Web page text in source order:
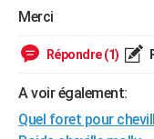
Forum
Aménagement intérieur
Extérieur
Cuisine
Salle de bains
Jardinage
Rangement
WEEK-END
Guides de France
Escapades
Patrimoine
Expositions
Musées
Week-end nature
LIFESTYLE
SANTE
Alimentation
Guide de la santé
Maladies
Médicaments
Sommeil
VOYAGE
Merci
Répondre (1)
A voir également:
Quel foret pour